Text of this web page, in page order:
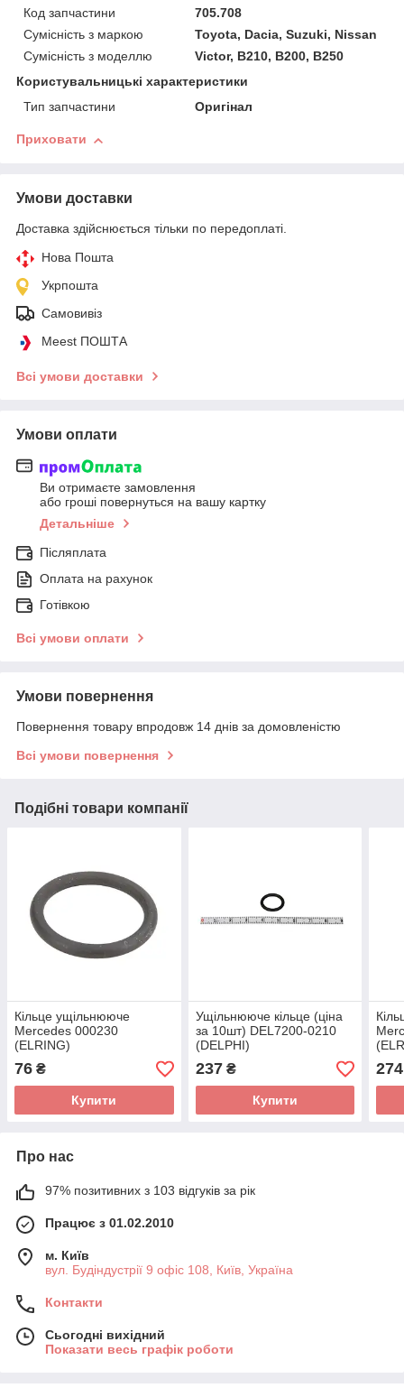
Код запчастини
705.708
Сумісність з маркою
Toyota, Dacia, Suzuki, Nissan
Сумісність з моделлю
Victor, B210, B200, B250
Користувальницькі характеристики
Тип запчастини
Оригінал
Приховати
Умови доставки
Доставка здійснюється тільки по передоплаті.
Нова Пошта
Укрпошта
Самовивіз
Meest ПОШТА
Всі умови доставки
Умови оплати
Ви отримаєте замовлення
або гроші повернуться на вашу картку
Детальніше
Післяплата
Оплата на рахунок
Готівкою
Всі умови оплати
Умови повернення
Повернення товару впродовж 14 днів за домовленістю
Всі умови повернення
Подібні товари компанії
Кільце ущільнююче
Mercedes 000230
(ELRING)
76 ₴
Купити
Ущільнююче кільце (ціна
за 10шт) DEL7200-0210
(DELPHI)
237₴
Купити
274
Про нас
97% позитивних з 103 відгуків за рік
Працює з 01.02.2010
м. Київ
вул. Будіндустрії 9 офіс 108, Київ, Україна
Контакти
Сьогодні вихідний
Показати весь графік роботи